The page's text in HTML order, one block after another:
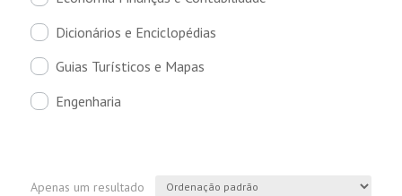
Dicionários e Enciclopédias
Guias Turísticos e Mapas
Engenharia
Apenas um resultado